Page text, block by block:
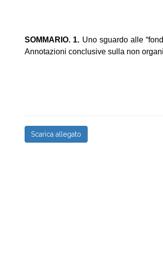
SOMMARIO. 1. Uno sguardo alle
Annotazioni conclusive sulla non
Scarica allegato